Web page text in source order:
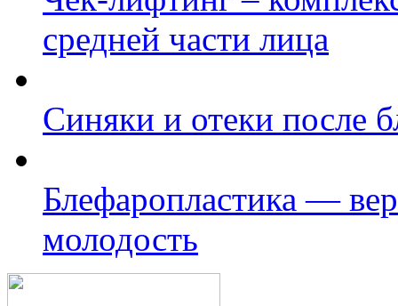
средней части лица
Синяки и отеки после
Блефаропластика —
молодость